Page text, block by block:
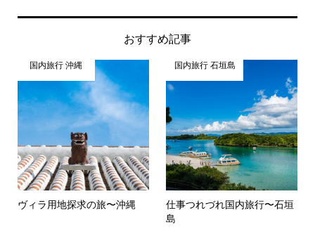
おすすめ記事
国内旅行 沖縄
ヴィラ用地探求の旅〜沖縄
国内旅行 石垣島
仕事つれづれ国内旅行〜石垣
島